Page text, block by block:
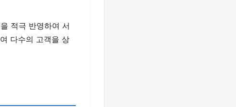
적극 반영하여 서
다수의 고객을 상